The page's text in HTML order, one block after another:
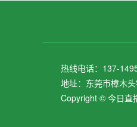
热线电话： 137-
地址： 东莞市樟木
Copyright © 今日直